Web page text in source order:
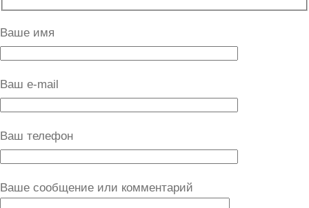
Ваше имя
Ваш e-mail
Ваш телефон
Ваше сообщение или комментарий